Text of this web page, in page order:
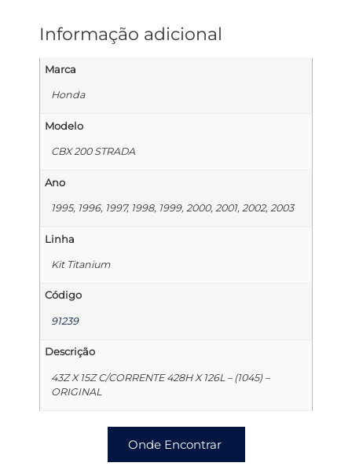
Informação adicional
Marca
Honda
Modelo
CBX 200 STRADA
Ano
1995, 1996, 1997, 1998, 1999, 2000, 2001, 2002, 2003
Linha
Kit Titanium
Código
91239
Descrição
43Z X 15Z C/CORRENTE 428H X 126L – (1045) –
ORIGINAL
Onde Encontrar